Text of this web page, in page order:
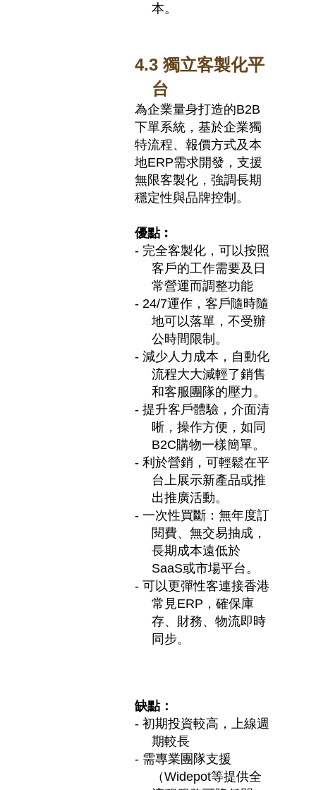
本。
4.3獨立客製化平
台
為企業量身打造的B2B
下單系統，基於企業獨
特流程、報價方式及本
地ERP需求開發，支援
無限客製化，強調長期
穩定性與品牌控制。
優點︰
- 完全客製化，可以按照
客戶的工作需要及日
常營運而調整功能
- 24/7運作，客戶隨時隨
地可以落單，不受辦
公時間限制。
-減少人力成本，自動化
流程大大減輕了銷售
和客服團隊的壓力。
-提升客戶體驗，介面清
晰，操作方便，如同
B2C購物一樣簡單。
-利於營銷，可輕鬆在平
台上展示新產品或推
出推廣活動。
-一次性買斷：無年度訂
閱費、無交易抽成，
長期成本遠低於
SaaS或市場平台。
-可以更彈性客連接香港
常見ERP ，確保庫
存、財務、物流即時
同步。
缺點：
-初期投資較高，上線週
期較長
- 需專業團隊支援
（Widepot等提供全